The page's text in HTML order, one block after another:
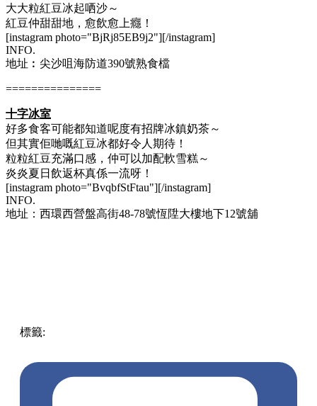
大大粒紅豆冰起哂沙～
紅豆仲甜甜地，愈飲愈上癮！
[instagram photo="BjRj85EB9j2"][/instagram]
INFO.
地址︰尖沙咀海防道390號熟食檔
===============
十字冰室
好多食客可能都知道呢度有招牌冰鎮奶茶～
但其實佢哋嘅紅豆冰都好令人期待！
粒粒紅豆充滿口感，仲可以加配軟雪糕～
炎炎夏日飲返杯真係一流呀！
[instagram photo="BvqbfStFtau"][/instagram]
INFO.
地址：西環西營盤高街48-78號恆陞大樓地下12號舖
標籤: